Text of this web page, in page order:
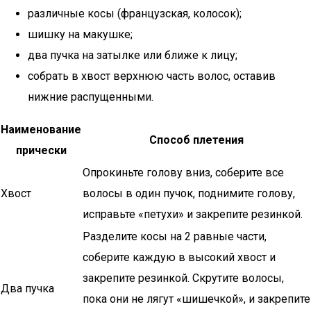
различные косы (французская, колосок);
шишку на макушке;
два пучка на затылке или ближе к лицу;
собрать в хвост верхнюю часть волос, оставив
нижние распущенными.
Наименование
прически
Способ плетения
Хвост
Опрокиньте голову вниз, соберите все
волосы в один пучок, поднимите голову,
исправьте «петухи» и закрепите резинкой.
Два пучка
Разделите косы на 2 равные части,
соберите каждую в высокий хвост и
закрепите резинкой. Скрутите волосы,
пока они не лягут «шишечкой», и закрепите